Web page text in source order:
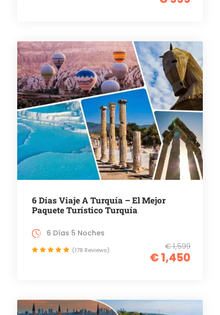
6 Días Viaje A Turquía – El Mejor
Paquete Turístico Turquía
€ 1,599
€ 1,450
6 Días 5 Noches
(178 Reviews)